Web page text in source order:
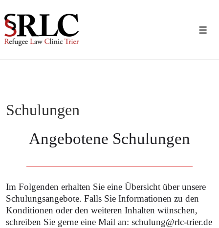
Zum
Inhalt
Schulungen
Angebotene Schulungen
Im Folgenden erhalten Sie eine Übersicht über unsere
Schulungsangebote. Falls Sie Informationen zu den
Konditionen oder den weiteren Inhalten wünschen,
schreiben Sie gerne eine Mail an: schulung@rlc-trier.de